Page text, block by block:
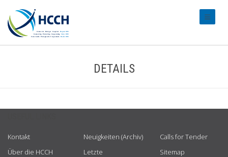
DETAILS
Kontakt
Über die HCCH
Neuigkeiten (Archiv)
Letzte
Calls for Tender
Sitemap